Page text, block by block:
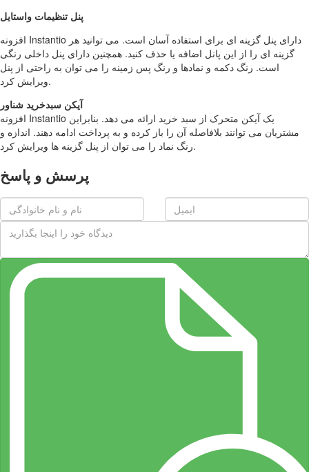
پنل تنظیمات واستایل
افزونه Instantio دارای پنل گزینه ای برای استفاده آسان است. می توانید هر
گزینه ای را از این پانل اضافه یا حذف کنید. همچنین دارای پنل داخلی رنگی
است. رنگ دکمه و نمادها و رنگ پس زمینه را می توان به راحتی از پنل
ویرایش کرد.
آیکن سبدخرید شناور
افزونه Instantio یک آیکن متحرک از سبد خرید ارائه می دهد. بنابراین
مشتریان می توانند بلافاصله آن را باز کرده و به پرداخت ادامه دهند. اندازه و
رنگ نماد را می توان از پنل گزینه ها ویرایش کرد.
پرسش و پاسخ